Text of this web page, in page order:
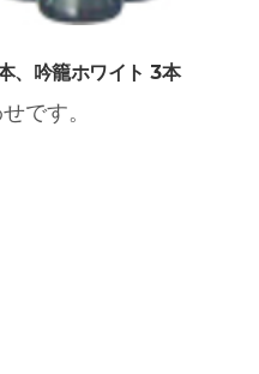
、吟籠ホワイト 3本
です。